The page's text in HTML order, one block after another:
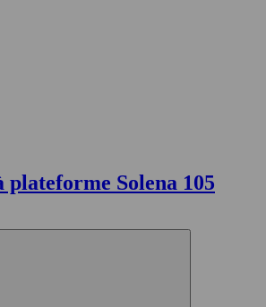
plateforme Solena 105